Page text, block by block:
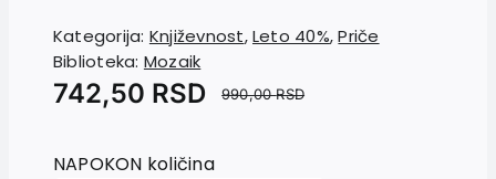
Kategorija: Književnost,Leto 40%,Priče
Biblioteka: Mozaik
990,00RSD
742,50 RSD
NAPOKON količina